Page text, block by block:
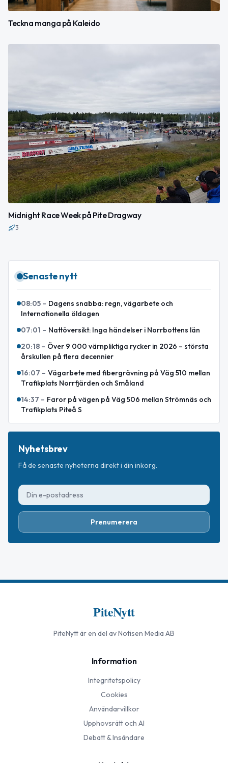
Teckna manga på Kaleido
Midnight Race Week på Pite Dragway
3
Senaste nytt
08:05 – Dagens snabba: regn, vägarbete och
Internationella öldagen
07:01 – Nattöversikt: Inga händelser i Norrbottens län
20:18 – Över 9 000 värnpliktiga rycker in 2026 – största
årskullen på flera decennier
16:07 – Vägarbete med fibergrävning på Väg 510 mellan
Trafikplats Norrfjärden och Småland
14:37 – Faror på vägen på Väg 506 mellan Strömnäs och
Trafikplats Piteå S
Nyhetsbrev
Få de senaste nyheterna direkt i din inkorg.
Prenumerera
PiteNytt
PiteNyttär en del av Notisen Media AB
Information
Integritetspolicy
Cookies
Användarvillkor
Upphovsrätt och AI
Debatt & Insändare